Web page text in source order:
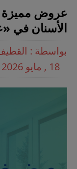
عروض مميزة
الأسنان في
بواسطة :
18 , مايو 2026 12:47 م